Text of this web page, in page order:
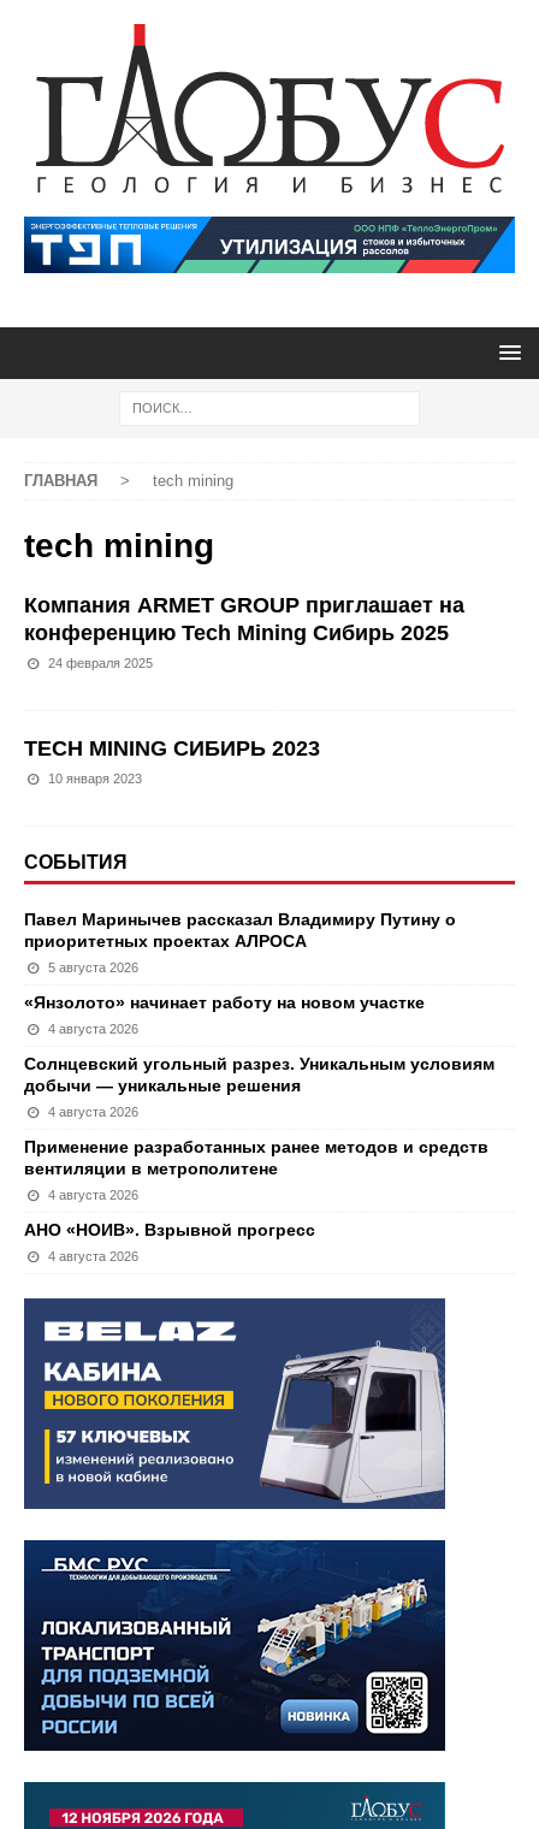
ГЛАВНАЯ > tech mining
tech mining
Компания ARMET GROUP приглашает на
конференцию Tech Mining Сибирь 2025
24 февраля 2025
TECH MINING СИБИРЬ 2023
10 января 2023
СОБЫТИЯ
Павел Маринычев рассказал Владимиру Путину о
приоритетных проектах АЛРОСА
5 августа 2026
«Янзолото» начинает работу на новом участке
4 августа 2026
Солнцевский угольный разрез. Уникальным условиям
добычи — уникальные решения
4 августа 2026
Применение разработанных ранее методов и средств
вентиляции в метрополитене
4 августа 2026
АНО «НОИВ». Взрывной прогресс
4 августа 2026